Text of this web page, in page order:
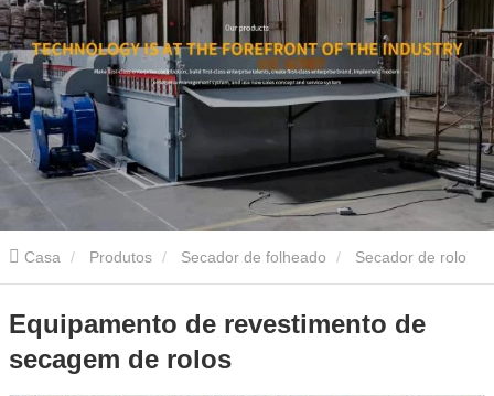
Casa Produtos Secador de folheado Secador de rolo
de verniz Equipamento de revestimento de secagem de rolos
Equipamento de revestimento de
secagem de rolos